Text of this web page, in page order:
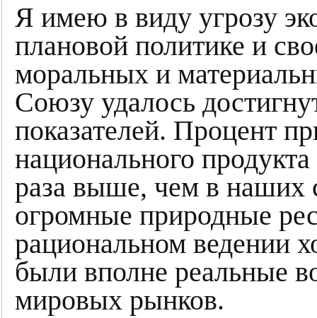
Я имею в виду угрозу
плановой политике и
моральных и
Союзу удалось
показателей. Процент
национального
раза выше, чем в наших
огромные природные
рациональном ведении
были вполне реальные
мировых рынков.